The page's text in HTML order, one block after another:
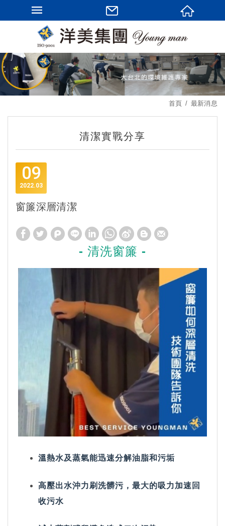
首頁 最新消息
清潔實戰分享
09
03
2022
窗簾深層清潔
- 清洗窗簾 -
溫熱水及蒸氣能迅速分解油脂和污垢
高壓出水沖力刷洗髒污，最大的吸力加速回
收污水